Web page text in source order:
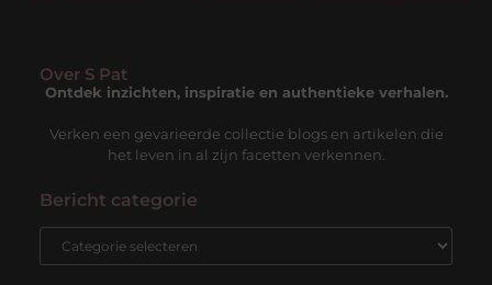
Over S Pat
Ontdek inzichten, inspiratie en authentieke verhalen.
Verken een gevarieerde collectie blogs en artikelen die
het leven in al zijn facetten verkennen.
Bericht categorie